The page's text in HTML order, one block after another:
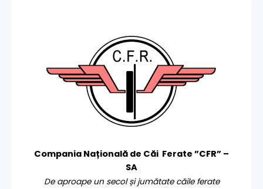
Compania Națională de Căi Ferate ”CFR” –
SA
De aproape un secol și jumătate căile ferate